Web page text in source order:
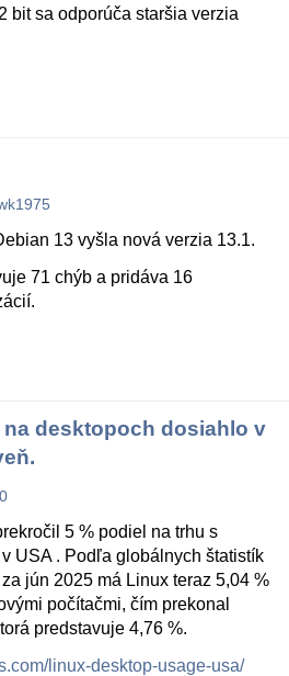
bit sa odporúča staršia verzia
13 vyšla nová verzia 13.1.
71 chýb a pridáva 16
desktopoch dosiahlo v
5 % podiel na trhu s
USA . Podľa globálnych štatistík
jún 2025 má Linux teraz 5,04 %
počítačmi, čím prekonal
predstavuje 4,76 %.
linux-desktop-usage-usa/